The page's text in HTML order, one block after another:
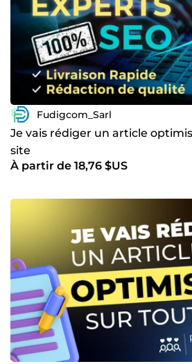
Fudigcom_Sarl
Je vais rédiger un article
site
À partir de 18,76 $US